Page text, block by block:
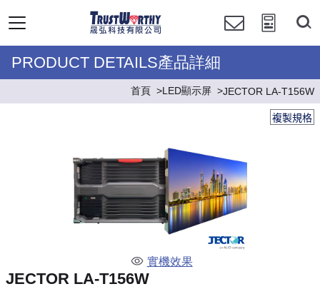
PRODUCT DETAILS產品詳細
首頁 LED顯示屏 JECTOR LA-T156W
複製規格
實機效果
JECTOR LA-T156W